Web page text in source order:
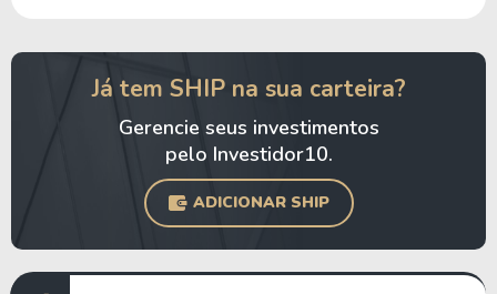
Já tem SHIP na sua carteira?
Gerencie seus investimentos
pelo Investidor10.
ADICIONAR SHIP